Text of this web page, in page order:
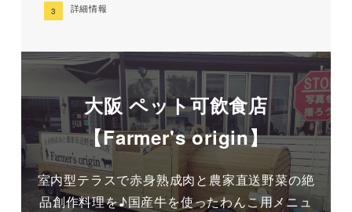
詳細情報
大阪 ペット可飲食店
【Farmer's origin】
室内型テラスで赤身熟成肉と農家直送野菜の絶
品創作料理を♪国産牛を使ったわんこ用メニュ